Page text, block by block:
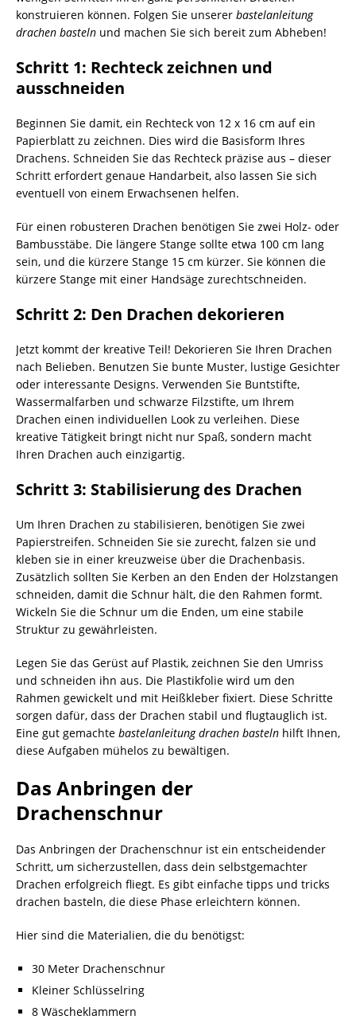
konstruieren können. Folgen Sie unserer bastelanleitung
drachen basteln und machen Sie sich bereit zum Abheben!
Schritt 1: Rechteck zeichnen und
ausschneiden
Beginnen Sie damit, ein Rechteck von 12 x 16 cm auf ein
Papierblatt zu zeichnen. Dies wird die Basisform Ihres
Drachens. Schneiden Sie das Rechteck präzise aus – dieser
Schritt erfordert genaue Handarbeit, also lassen Sie sich
eventuell von einem Erwachsenen helfen.
Für einen robusteren Drachen benötigen Sie zwei Holz- oder
Bambusstäbe. Die längere Stange sollte etwa 100 cm lang
sein, und die kürzere Stange 15 cm kürzer. Sie können die
kürzere Stange mit einer Handsäge zurechtschneiden.
Schritt 2: Den Drachen dekorieren
Jetzt kommt der kreative Teil! Dekorieren Sie Ihren Drachen
nach Belieben. Benutzen Sie bunte Muster, lustige Gesichter
oder interessante Designs. Verwenden Sie Buntstifte,
Wassermalfarben und schwarze Filzstifte, um Ihrem
Drachen einen individuellen Look zu verleihen. Diese
kreative Tätigkeit bringt nicht nur Spaß, sondern macht
Ihren Drachen auch einzigartig.
Schritt 3: Stabilisierung des Drachen
Um Ihren Drachen zu stabilisieren, benötigen Sie zwei
Papierstreifen. Schneiden Sie sie zurecht, falzen sie und
kleben sie in einer kreuzweise über die Drachenbasis.
Zusätzlich sollten Sie Kerben an den Enden der Holzstangen
schneiden, damit die Schnur hält, die den Rahmen formt.
Wickeln Sie die Schnur um die Enden, um eine stabile
Struktur zu gewährleisten.
Legen Sie das Gerüst auf Plastik, zeichnen Sie den Umriss
und schneiden ihn aus. Die Plastikfolie wird um den
Rahmen gewickelt und mit Heißkleber fixiert. Diese Schritte
sorgen dafür, dass der Drachen stabil und flugtauglich ist.
Eine gut gemachte bastelanleitung drachen basteln hilft Ihnen,
diese Aufgaben mühelos zu bewältigen.
Das Anbringen der
Drachenschnur
Das Anbringen der Drachenschnur ist ein entscheidender
Schritt, um sicherzustellen, dass dein selbstgemachter
Drachen erfolgreich fliegt. Es gibt einfache tipps und tricks
drachen basteln, die diese Phase erleichtern können.
Hier sind die Materialien, die du benötigst:
30 Meter Drachenschnur
Kleiner Schlüsselring
8 Wäscheklammern